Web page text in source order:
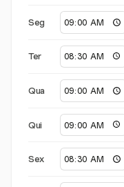
Seg
Ter
Qua
Qui
Sex